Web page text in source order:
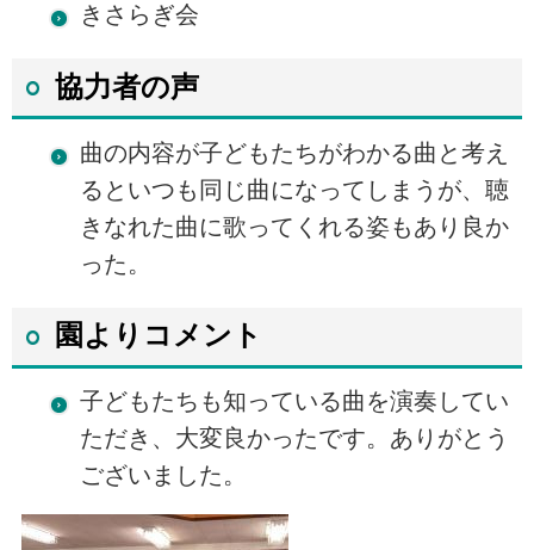
きさらぎ会
協力者の声
曲の内容が子どもたちがわかる曲と考え
るといつも同じ曲になってしまうが、聴
きなれた曲に歌ってくれる姿もあり良か
った。
園よりコメント
子どもたちも知っている曲を演奏してい
ただき、大変良かったです。ありがとう
ございました。